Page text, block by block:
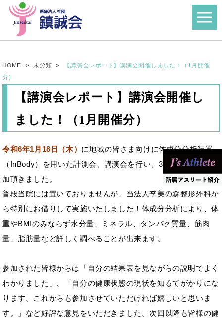
HOME 未分類
【講演会レポート】講演会開催しました！（1月開催
分）
【講演会レポート】講演会開催し
ました！（1月開催分）
令和6年1月18日（木） に地域の皆さま向けに体成分分析装置
（InBody）を用いた計測会、講演会を行い、30名の方にご参
加頂きました。
普段当院には置いておりませんが、当法人季美の森整形外科か
ら特別にお借りして実施いたしました！体成分分析により、体
重やBMIのみならず水分量、ミネラル、タンパク質量、筋肉
量、脂肪量など詳しく調べることが出来ます。
参加された皆様からは「自分の結果表を見ながらの説明でよく
わかりました」、「自分の健康状態の現状を知るてがかりにな
ります。これからも参加させていただければ嬉しいと思いま
す。」など好評な意見をいただきました。次回以降も皆様の健